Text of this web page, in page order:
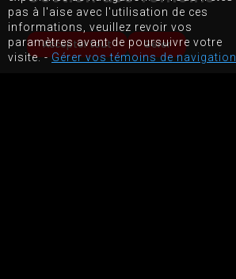
pas à l'aise avec l'utilisation de ces
informations, veuillez revoir vos
paramètres avant de poursuivre votre
visite. -Gérer vos témoins de navigation
Accepter tout Gérer
BOUTIQUE EN LIGNE
LOCATION D'ÉQUIPEMENTS